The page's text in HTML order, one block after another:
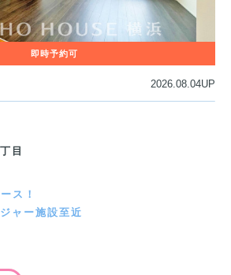
2026.08.04UP
目
ス！
ャー施設至近